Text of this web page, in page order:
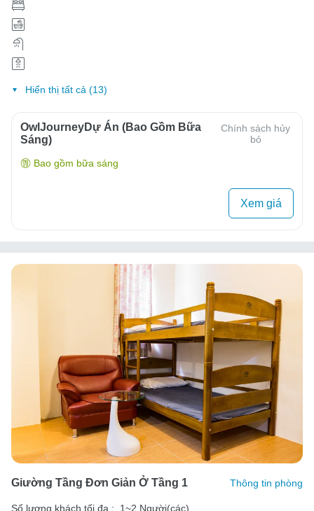
Hiển thị tất cả (13)
OwlJourneyDự Án (Bao Gồm Bữa
Sáng)
Chính sách hủy
bỏ
Bao gồm bữa sáng
Xem giá
Giường Tầng Đơn Giản Ở Tầng 1 Thông tin phòng
Số lượng khách tối đa :
1~2 Người(các)